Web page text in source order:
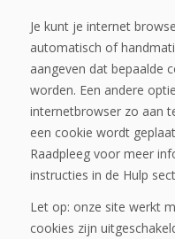
Je kunt je internet
automatisch of
aangeven dat bepaalde
worden. Een andere
internetbrowser zo aan
een cookie wordt
Raadpleeg voor meer
instructies in de Hulp
Let op: onze site werkt
cookies zijn